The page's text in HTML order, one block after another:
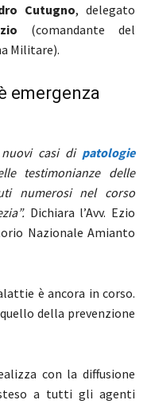
Cutugno, delegato
(comandante del
Militare).
emergenza
nuovi casi di patologie
testimonianze delle
numerosi nel corso
Dichiara l’Avv. Ezio
Nazionale Amianto
è ancora in corso.
della prevenzione
con la diffusione
a tutti gli agenti